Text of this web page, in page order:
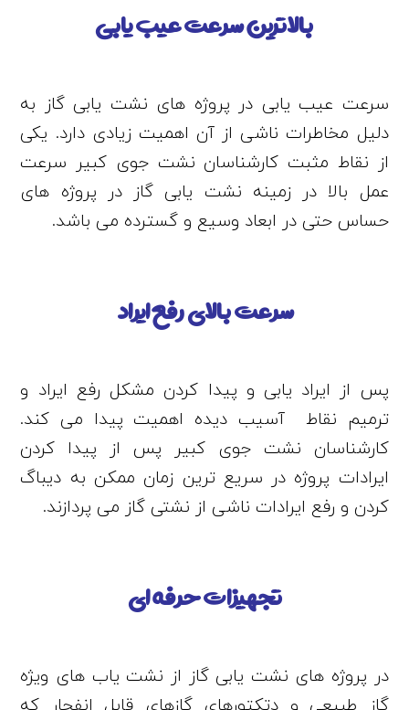
بالاترین سرعت عیب یابی
سرعت عیب یابی در پروژه های نشت یابی گاز به
دلیل مخاطرات ناشی از آن اهمیت زیادی دارد. یکی
از نقاط مثبت کارشناسان نشت جوی کبیر سرعت
عمل بالا در زمینه نشت یابی گاز در پروژه های
حساس حتی در ابعاد وسیع و گسترده می باشد.
سرعت بالای رفع ایراد
پس از ایراد یابی و پیدا کردن مشکل رفع ایراد و
ترمیم نقاط آسیب دیده اهمیت پیدا می کند.
کارشناسان نشت جوی کبیر پس از پیدا کردن
ایرادات پروژه در سریع ترین زمان ممکن به دیباگ
کردن و رفع ایرادات ناشی از نشتی گاز می پردازند.
تجهیزات حرفه ای
در پروژه های نشت یابی گاز از نشت یاب های ویژه